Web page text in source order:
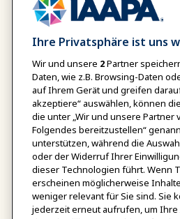
6:00
SMART
DATE
FORMAT
6:15 PM
Park
6:15
SMART
DATE
FORMAT
EDUTour:
Ihre Privatsphäre ist uns
Wir und unsere 2Partner
Daten, wie z.B. Browsing-Daten
auf Ihrem Gerät und greifen
akzeptiere“ auswählen, können
die unter „Wir und unsere Partner
Folgendes bereitzustellen“
unterstützen, während die
oder der Widerruf Ihrer
dieser Technologien führt. Wenn
erscheinen möglicherweise
weniger relevant für Sie sind. Sie
jederzeit erneut aufrufen, um